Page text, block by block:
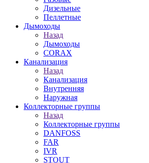
Дизельные
Пеллетные
Дымоходы
Назад
Дымоходы
CORAX
Канализация
Назад
Канализация
Внутренняя
Наружная
Коллекторные группы
Назад
Коллекторные группы
DANFOSS
FAR
IVR
STOUT